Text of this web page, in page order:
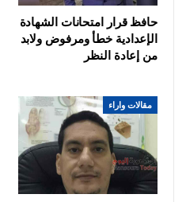
حافظ قرار امتحانات الشهادة
الإعدادية خطأ ومرفوض ولابد
من إعادة النظر
مقالات واراء